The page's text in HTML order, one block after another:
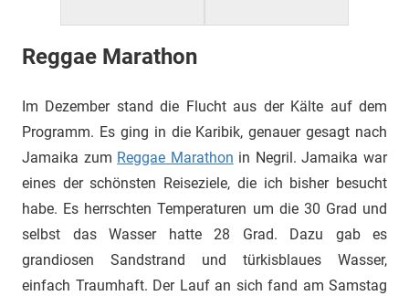
Reggae Marathon
Im Dezember stand die Flucht aus der Kälte auf dem
Programm. Es ging in die Karibik, genauer gesagt nach
Jamaika zum Reggae Marathon in Negril. Jamaika war
eines der schönsten Reiseziele, die ich bisher besucht
habe. Es herrschten Temperaturen um die 30 Grad und
selbst das Wasser hatte 28 Grad. Dazu gab es
grandiosen Sandstrand und türkisblaues Wasser,
einfach Traumhaft. Der Lauf an sich fand am Samstag